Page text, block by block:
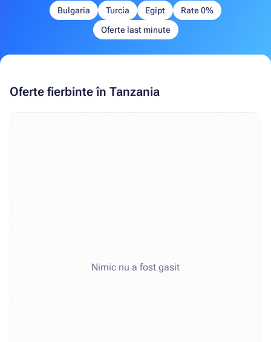
Bulgaria
Turcia Egipt
Rate 0%
Oferte last minute
Oferte fierbinte în Tanzania
Nimic nu a fost gasit